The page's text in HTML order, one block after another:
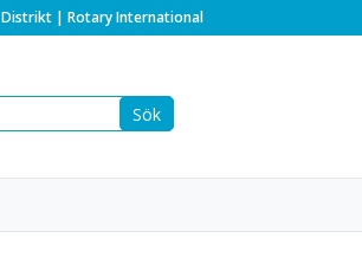
Distrikt| Rotary International